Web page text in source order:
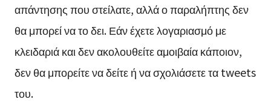
απάντησης που στείλατε, αλλά ο παραλήπτης δεν
θα μπορεί να το δει. Εάν έχετε λογαριασμό με
κλειδαριά και δεν ακολουθείτε αμοιβαία κάποιον,
δεν θα μπορείτε να δείτε ή να σχολιάσετε τα tweets
του.